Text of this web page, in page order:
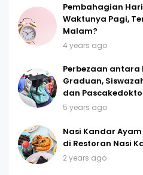
Pembahagian
Waktunya Pagi,
Malam?
4 years ago
Perbezaan antara
Graduan,
dan
5 years ago
Nasi Kandar
di Restoran Nasi
2 years ago